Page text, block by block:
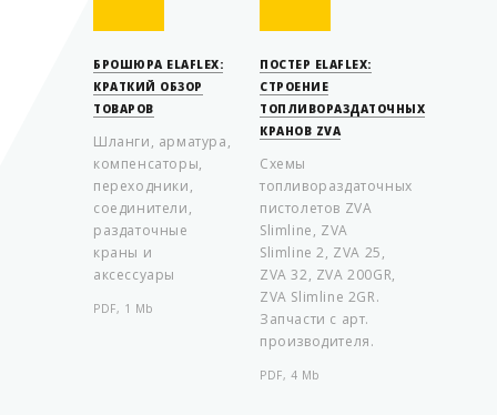
БРОШЮРА ELAFLEX:
КРАТКИЙ ОБЗОР
ТОВАРОВ
Шланги, арматура,
компенсаторы,
переходники,
соединители,
раздаточные
краны и
аксессуары
PDF, 1 Mb
ПОСТЕР ELAFLEX:
СТРОЕНИЕ
ТОПЛИВОРАЗДАТОЧНЫХ
КРАНОВ ZVA
Схемы
топливораздаточных
пистолетов ZVA
Slimline, ZVA
Slimline 2, ZVA 25,
ZVA 32, ZVA 200GR,
ZVA Slimline 2GR.
Запчасти с арт.
производителя.
PDF, 4 Mb